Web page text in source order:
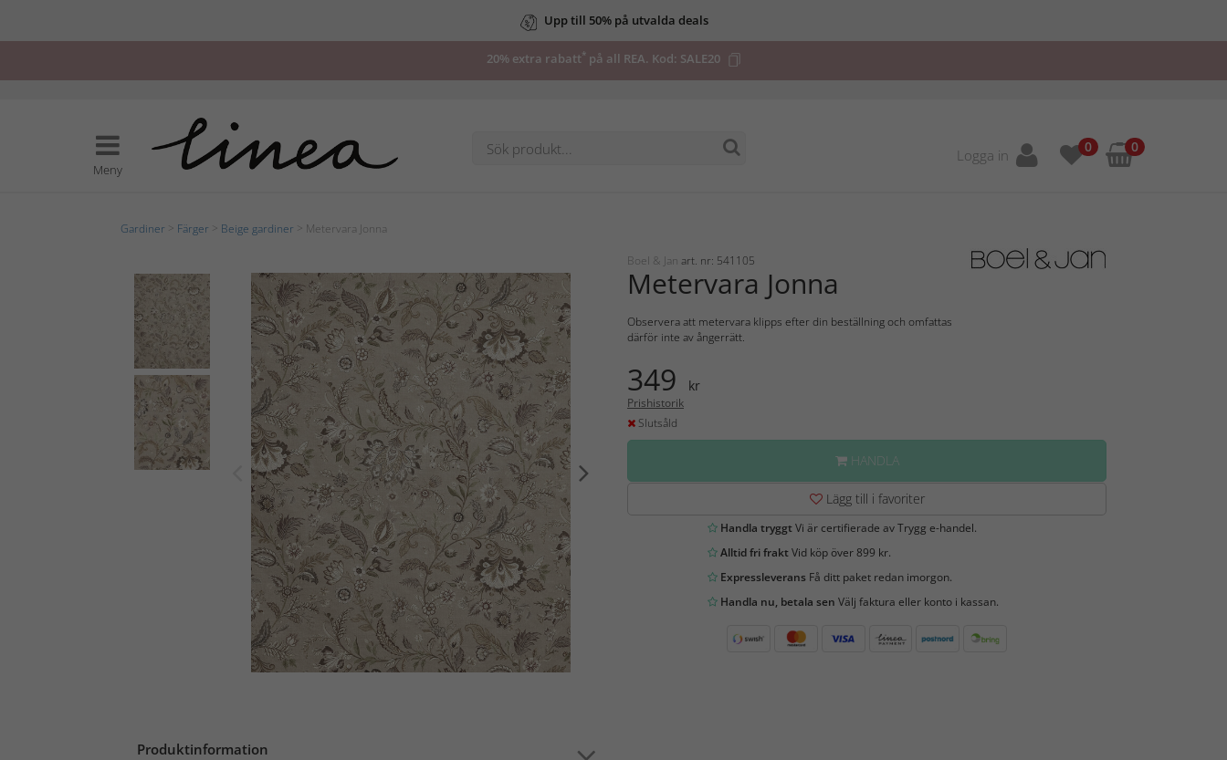
Upp till 50% på utvalda deals
20% extra rabatt*på all REA. Kod: SALE20
Meny
Logga in 0 0
Gardiner Färger Beige gardiner > Metervara Jonna
Produktinformation
Boel & Jan art. nr: 541105
Metervara Jonna
Observera att metervara klipps efter din beställning och omfattas
därför inte av ångerrätt.
349 kr
Prishistorik
Slutsåld
HANDLA
Lägg till i favoriter
Handla tryggtVi är certifierade av Trygg e-handel.
Alltid fri fraktVid köp över 899 kr.
ExpressleveransFå ditt paket redan imorgon.
Handla nu, betala sen Välj faktura eller konto i kassan.